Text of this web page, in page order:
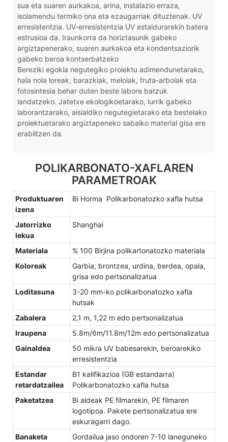
sua eta suaren aurkakoa, arina, instalazio erraza,
isolamendu termiko ona eta ezaugarriak dituztenak. UV
erresistentzia. UV-erresistentzia UV estaldurarekin batera
estrusioa da. Iraunkorra da horiztasunik gabeko
argiztapenerako, suaren aurkakoa eta kondentsaziorik
gabeko beroa kontserbatzeko
Bereziki egokia negutegiko proiektu adimendunetarako,
hala nola loreak, barazkiak, meloiak, fruta-arbolak eta
fotosintesia behar duten beste labore batzuk
landatzeko. Jatetxe ekologikoetarako, lurrik gabeko
laborantzarako, aisialdiko negutegietarako eta bestelako
proiektuetarako argiztapeneko sabaiko material gisa ere
erabiltzen da.
POLIKARBONATO-XAFLAREN
PARAMETROAK
Produktuaren
izena
Bi Horma Polikarbonatozko xafla hutsa
Jatorrizko
lekua
Shanghai
Materiala
% 100 Birjina polikartonatozko materiala
Koloreak
Garbia, brontzea, urdina, berdea, opala,
grisa edo pertsonalizatua
Loditasuna
3-20 mm-ko polikarbonatozko xafla
hutsak
Zabalera
2,1 m, 1,22 m edo pertsonalizatua
Iraupena
5.8m/6m/11.8m/12m edo pertsonalizatua
Gainaldea
50 mikra UV babesarekin, beroarekiko
erresistentzia
Estandar
retardatzailea
B1 kalifikazioa (GB estandarra)
Polikarbonatozko xafla hutsa
Paketatzea
Bi aldeak PE filmarekin, PE filmaren
logotipoa. Pakete pertsonalizatua ere
eskuragarri dago.
Banaketa
Gordailua jaso ondoren 7-10 laneguneko